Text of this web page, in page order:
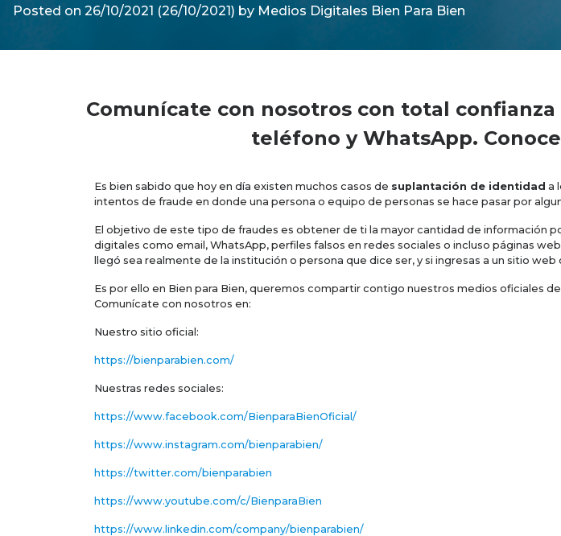
Posted on 26/10/2021 (26/10/2021) by Medios Digitales Bien Para Bien
Comunícate con nosotros con total
teléfono y WhatsApp.
Es bien sabido que hoy en día existen muchos casos de suplantación de identidad a
intentos de fraude en donde una persona o equipo de personas se hace pasar por
El objetivo de este tipo de fraudes es obtener de ti la mayor cantidad de información
digitales como email, WhatsApp, perfiles falsos en redes sociales o incluso páginas
llegó sea realmente de la institución o persona que dice ser, y si ingresas a un sitio
Es por ello en Bien para Bien, queremos compartir contigo nuestros medios oficiales
Comunícate con nosotros en:
Nuestro sitio oficial:
https://bienparabien.com/
Nuestras redes sociales:
https://www.facebook.com/BienparaBienOficial/
https://www.instagram.com/bienparabien/
https://twitter.com/bienparabien
https://www.youtube.com/c/BienparaBien
https://www.linkedin.com/company/bienparabien/